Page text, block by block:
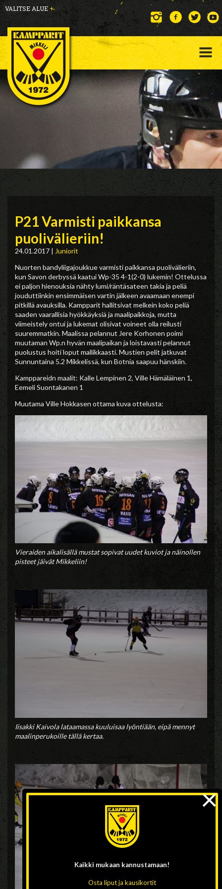
VALITSE ALUE +
P21 Varmisti paikkansa
puolivälieriin!
24.01.2017 | Juniorit
Nuorten bandyliigajoukkue varmisti paikkansa puolivälieriin,
kun Savon derbyssä kaatui Wp-35 4-1(2-0) lukemin! Ottelussa
ei paljon hienouksia nähty lumi/räntäsateen takia ja peliä
jouduttiinkin ensimmäisen vartin jälkeen avaamaan enempi
pitkillä avauksilla. Kampparit hallitsivat melkein koko peliä
saaden vaarallisia hyökkäyksiä ja maalipaikkoja, mutta
viimeistely ontui ja lukemat olisivat voineet olla reilusti
suuremmatkin. Maalissa pelannut Jere Korhonen poimi
muutaman Wp.n hyvän maalipaikan ja loistavasti pelannut
puolustus hoiti loput mallikkaasti. Mustien pelit jatkuvat
Sunnuntaina 5.2 Mikkelissä, kun Botnia saapuu hänskiin.
Kamppareidn maalit: Kalle Lempinen 2, Ville Hämäläinen 1,
Eemeli Suontakanen 1
Muutama Ville Hokkasen ottama kuva ottelusta:
Vieraiden aikalisällä mustat sopivat uudet kuviot ja näinollen
pisteet jäivät Mikkeliin!
Iisakki Kaivola lataamassa kuuluisaa lyöntiään, eipä mennyt
maalinperukoille tällä kertaa.
Kaikki mukaan kannustamaan!
Osta liput ja kausikortit
×